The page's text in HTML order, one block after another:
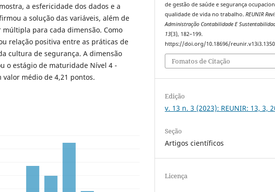
a esfericidade dos dados e a
a solução das variáveis, além de
para cada dimensão. Como
relação positiva entre as práticas de
cultura de segurança. A dimensão
o estágio de maturidade Nível 4 -
médio de 4,21 pontos.
de gestão de saúde e segurança
qualidade de vida no trabalho.REUNIR
Administração Contabilidade E
13(3), 182–199.
https://doi.org/10.18696/reunir.v13i3.1350
Fomatos de Citação
Edição
v. 13 n. 3 (2023): REUNIR: 13, 3,
Seção
Artigos científicos
Licença